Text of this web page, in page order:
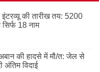
की तारीख तय: 5200
18 नाम
की हादसे में मौ/त: जेल से
अंतिम विदाई